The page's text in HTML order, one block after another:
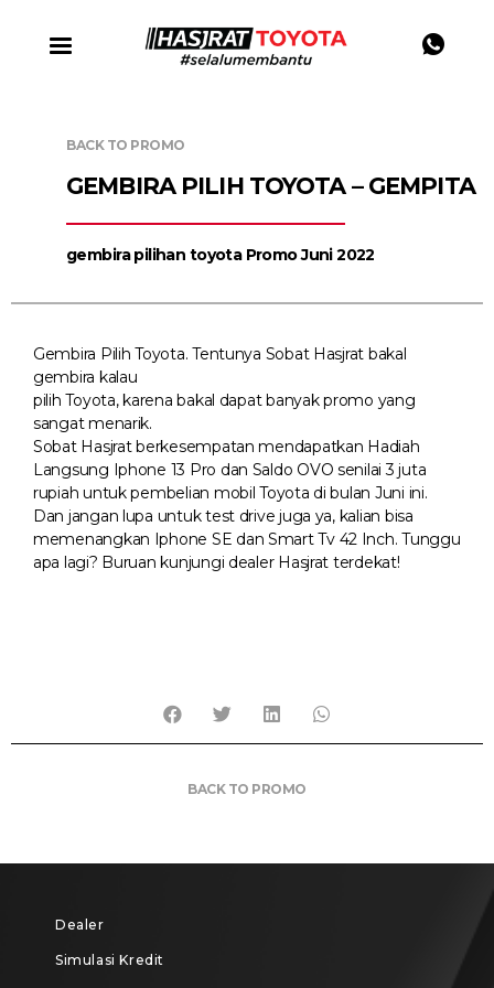
BACK TO PROMO
GEMBIRA PILIH TOYOTA – GEMPITA
gembira pilihan toyota Promo Juni 2022
Gembira Pilih Toyota. Tentunya Sobat Hasjrat bakal
gembira kalau
pilih Toyota, karena bakal dapat banyak promo yang
sangat menarik.
Sobat Hasjrat berkesempatan mendapatkan Hadiah
Langsung Iphone 13 Pro dan Saldo OVO senilai 3 juta
rupiah untuk pembelian mobil Toyota di bulan Juni ini.
Dan jangan lupa untuk test drive juga ya, kalian bisa
memenangkan Iphone SE dan Smart Tv 42 Inch. Tunggu
apa lagi? Buruan kunjungi dealer Hasjrat terdekat!
BACK TO PROMO
Dealer
Simulasi Kredit